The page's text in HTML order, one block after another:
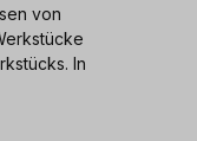
von
In